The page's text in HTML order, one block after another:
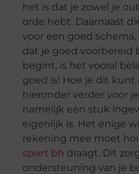
het is dat je zowel je
orde hebt. Daarnaast
voor een goed
dat je goed voorbereid
begint, is het vooral
goed is! Hoe je dit
hieronder verder voor
namelijk een stuk
eigenlijk is. Het enige
rekening mee moet
sport bh draagt. Dit
ondersteuning van je